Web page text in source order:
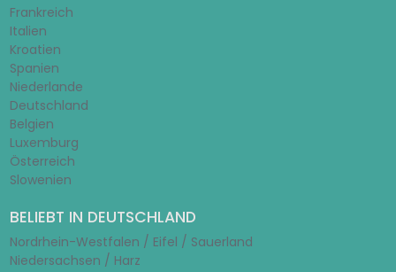
Frankreich
Italien
Kroatien
Spanien
Niederlande
Deutschland
Belgien
Luxemburg
Österreich
Slowenien
BELIEBT IN DEUTSCHLAND
Nordrhein-Westfalen / Eifel / Sauerland
Niedersachsen / Harz